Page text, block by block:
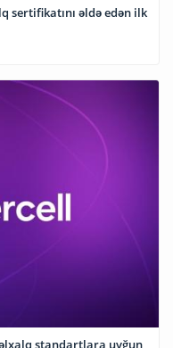
sertifikatını əldə edən ilk
standartlara uyğun